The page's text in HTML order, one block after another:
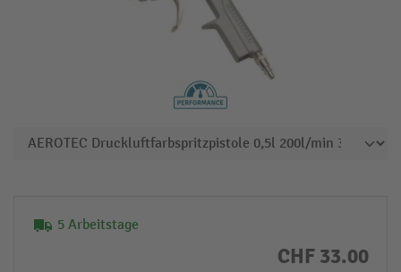
5 Arbeitstage
CHF 33.00